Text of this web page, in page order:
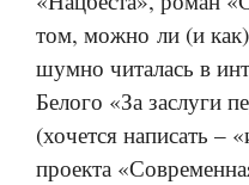
том, можно ли (и
шумно читалась в
Белого «За заслуги
(хочется написать –
проекта